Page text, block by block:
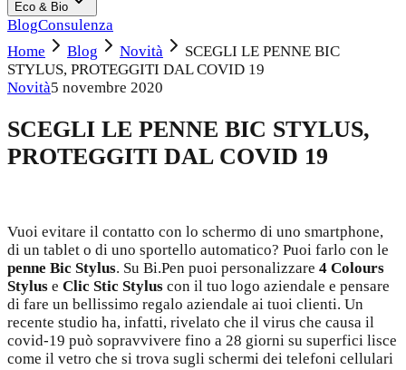
Eco & Bio
BlogConsulenza
Home
Blog Novità
SCEGLI LE PENNE BIC
STYLUS, PROTEGGITI DAL COVID 19
Novità5 novembre 2020
SCEGLI LE PENNE BIC STYLUS,
PROTEGGITI DAL COVID 19
Vuoi evitare il contatto con lo schermo di uno smartphone,
di un tablet o di uno sportello automatico? Puoi farlo con le
penne Bic Stylus. Su Bi.Pen puoi personalizzare 4 Colours
Stylus e Clic Stic Stylus con il tuo logo aziendale e pensare
di fare un bellissimo regalo aziendale ai tuoi clienti. Un
recente studio ha, infatti, rivelato che il virus che causa il
covid-19 può sopravvivere fino a 28 giorni su superfici lisce
come il vetro che si trova sugli schermi dei telefoni cellulari